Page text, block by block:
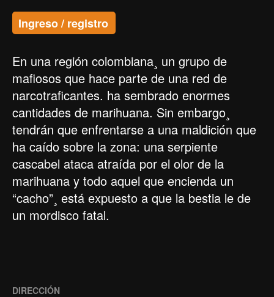
Ingreso / registro
En una región colombiana¸ un grupo de
mafiosos que hace parte de una red de
narcotraficantes. ha sembrado enormes
cantidades de marihuana. Sin embargo¸
tendrán que enfrentarse a una maldición que
ha caído sobre la zona: una serpiente
cascabel ataca atraída por el olor de la
marihuana y todo aquel que encienda un
“cacho”¸ está expuesto a que la bestia le de
un mordisco fatal.
DIRECCIÓN